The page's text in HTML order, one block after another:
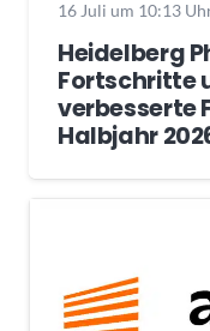
16 Juli um 10:13
Heidelberg
Fortschritte
verbesserte
Halbjahr